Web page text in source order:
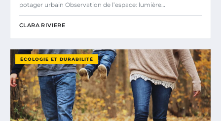
potager urbain Observation de l’espace: lumière…
CLARA RIVIERE
ÉCOLOGIE ET DURABILITÉ